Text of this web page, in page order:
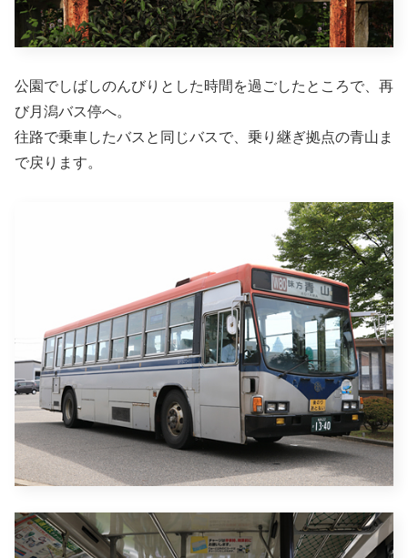
公園でしばしのんびりとした時間を過ごしたところで、再
び月潟バス停へ。
往路で乗車したバスと同じバスで、乗り継ぎ拠点の青山ま
で戻ります。